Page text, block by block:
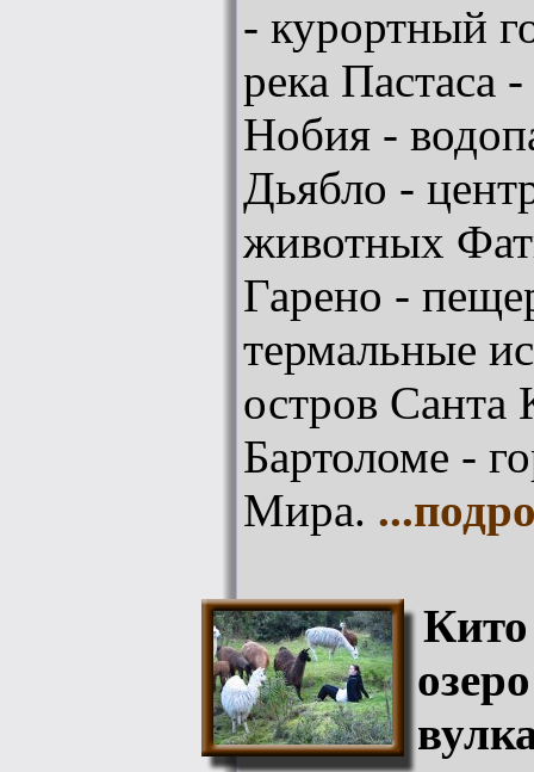
- курортный
река Пастаса
Нобия -
Дьябло -
животных
Гарено -
термальные
остров Санта
Бартоломе -
Мира.